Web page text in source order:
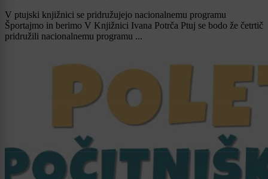
V ptujski knjižnici se pridružujejo nacionalnemu programu
Športajmo in berimo V Knjižnici Ivana Potrča Ptuj se bodo že četrtič
pridružili nacionalnemu programu ...